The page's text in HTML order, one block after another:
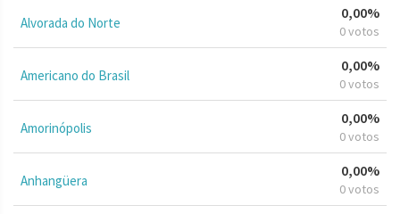
Alvorada do Norte
0,00%
0 votos
Americano do Brasil
0,00%
0 votos
Amorinópolis
0,00%
0 votos
Anhangüera
0,00%
0 votos